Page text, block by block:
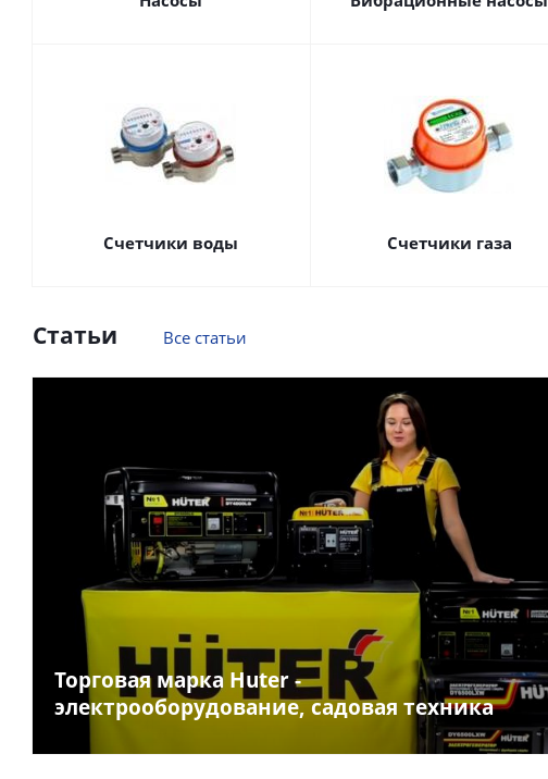
Счетчики воды Счетчики газа
Статьи Все статьи
Торговая марка Huter -
электрооборудование, садовая техника